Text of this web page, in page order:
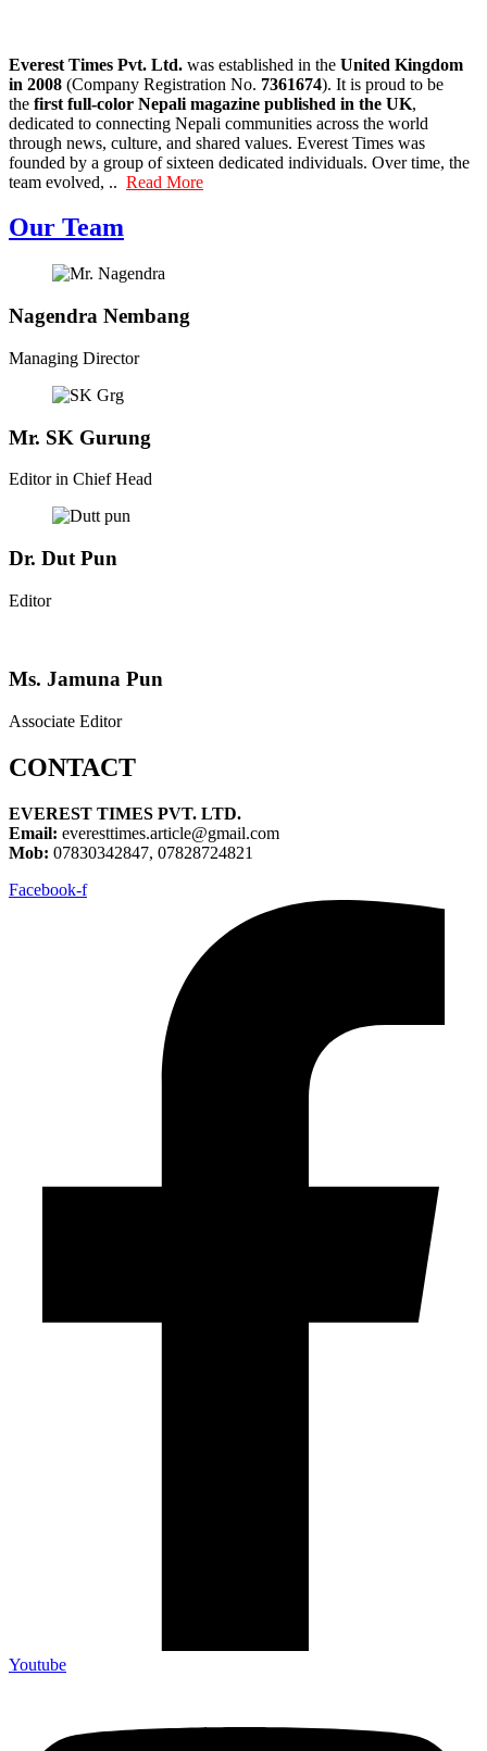
Everest Times Pvt. Ltd. was established in the United Kingdom
in 2008 (Company Registration No. 7361674). It is proud to be
the first full-color Nepali magazine published in the UK,
dedicated to connecting Nepali communities across the world
through news, culture, and shared values. Everest Times was
founded by a group of sixteen dedicated individuals. Over time, the
team evolved, .. Read More
Our Team
Nagendra Nembang
Managing Director
Mr. SK Gurung
Editor in Chief Head
Dr. Dut Pun
Editor
Ms. Jamuna Pun
Associate Editor
CONTACT
EVEREST TIMES PVT. LTD.
Email: everesttimes.article@gmail.com
Mob: 07830342847, 07828724821
Facebook-f
Youtube